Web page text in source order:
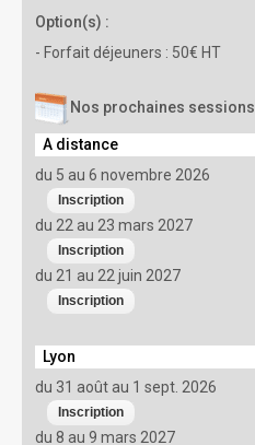
Option(s) :
- Forfait déjeuners : 50€ HT
Nos prochaines sessions
A distance
du 5 au 6 novembre 2026
du 22 au 23 mars 2027
du 21 au 22 juin 2027
Lyon
du 31 août au 1 sept. 2026
du 8 au 9 mars 2027